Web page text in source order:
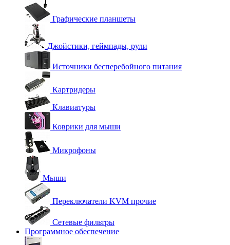
Графические планшеты
Джойстики, геймпады, рули
Источники бесперебойного питания
Картридеры
Клавиатуры
Коврики для мыши
Микрофоны
Мыши
Переключатели KVM прочие
Сетевые фильтры
Программное обеспечение